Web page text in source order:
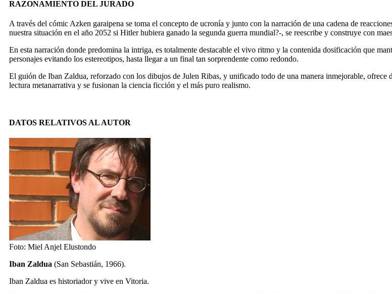
RAZONAMIENTO DEL JURADO
A través del cómicAzken garaipena se toma el concepto de ucronía y junto con la narración de una cadena de
nuestra situación en el año 2052 si Hitler hubiera ganado la segunda guerra mundial?-, se reescribe y construye con
En esta narración donde predomina la intriga, es totalmente destacable el vivo ritmo y la contenida dosificación que
personajes evitando los estereotipos, hasta llegar a un final tan sorprendente como redondo.
El guión de Iban Zaldua, reforzado con los dibujos de Julen Ribas, y unificado todo de una manera inmejorable, ofrece
lectura metanarrativa y se fusionan la ciencia ficción y el más puro realismo.
DATOS RELATIVOS AL AUTOR
Foto: Miel Anjel Elustondo
Iban Zaldua (San Sebastián, 1966).
Iban Zaldua es historiador y vive en Vitoria.